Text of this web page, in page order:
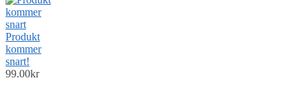
Produkt
kommer
snart!
99.00kr